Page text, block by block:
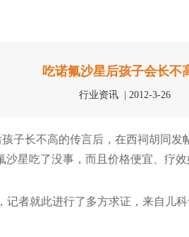
吃诺氟沙星后孩子会长不
行业资讯 | 2012-3-26
长不高的传言后，在西祠胡同发
沙星吃了没事，而且价格便宜、疗
者就此进行了多方求证，来自儿